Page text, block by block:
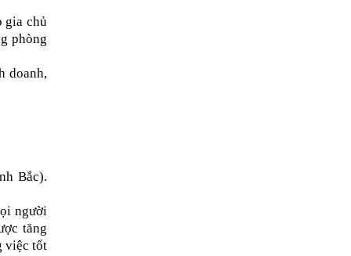
gia chủ
phòng
doanh,
Bắc).
người
tăng
việc tốt